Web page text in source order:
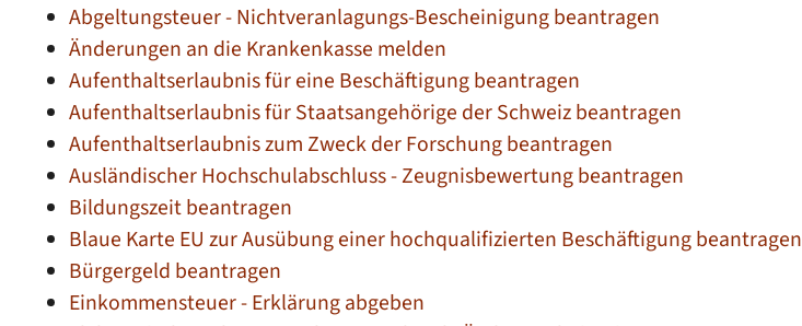
Abgeltungsteuer - Nichtveranlagungs-Bescheinigung beantragen
Änderungen an die Krankenkasse melden
Aufenthaltserlaubnis für eine Beschäftigung beantragen
Aufenthaltserlaubnis für Staatsangehörige der Schweiz beantragen
Aufenthaltserlaubnis zum Zweck der Forschung beantragen
Ausländischer Hochschulabschluss - Zeugnisbewertung beantragen
Bildungszeit beantragen
Blaue Karte EU zur Ausübung einer hochqualifizierten Beschäftigung beantragen
Bürgergeld beantragen
Einkommensteuer - Erklärung abgeben